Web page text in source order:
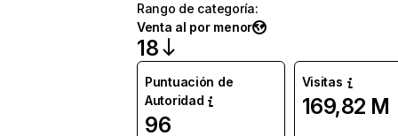
Rango de categoría:
Venta al por menor
18
Puntuación de
Autoridad
96
Visitas
169,82 M